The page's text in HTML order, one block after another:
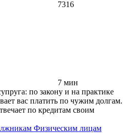
7316
7 мин
по закону и на практике
вас платить по чужим долгам.
по кредитам своим
Физическим лицам